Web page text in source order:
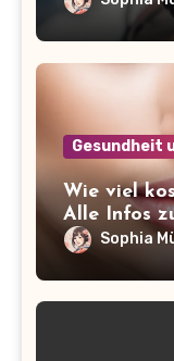
Gesundheit
Wie viel
Alle Infos
Sophia